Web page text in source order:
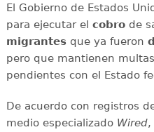
El Gobierno de Estados
para ejecutar el cobrode
migrantesque ya fueron
pero que mantienen
pendientes con el Estado
De acuerdo con registros
medio especializado Wired,